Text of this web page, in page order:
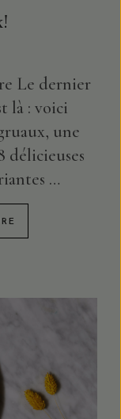
Le dernier
là : voici
une
délicieuses
…